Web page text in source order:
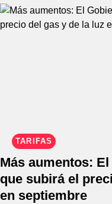
TARIFAS
Más aumentos:
que subirá el
en septiembre